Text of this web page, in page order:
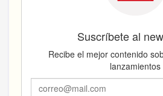
Suscríbete al
Recibe el mejor contenido
lanzamientos